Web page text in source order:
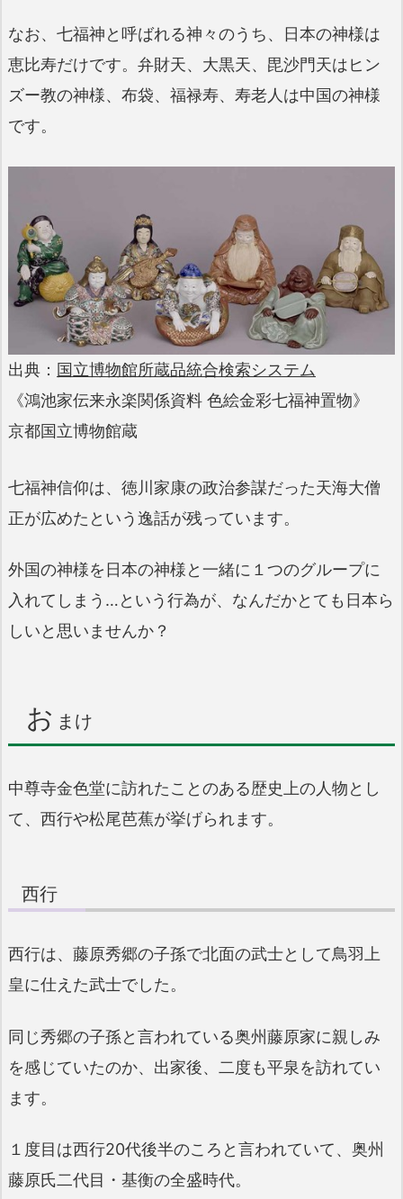
なお、七福神と呼ばれる神々のうち、日本の神様は
恵比寿だけです。弁財天、大黒天、毘沙門天はヒン
ズー教の神様、布袋、福禄寿、寿老人は中国の神様
です。
出典： 国立博物館所蔵品統合検索システム
《鴻池家伝来永楽関係資料 色絵金彩七福神置物》
京都国立博物館蔵
七福神信仰は、徳川家康の政治参謀だった天海大僧
正が広めたという逸話が残っています。
外国の神様を日本の神様と一緒に１つのグループに
入れてしまう…という行為が、なんだかとても日本ら
しいと思いませんか？
お まけ
中尊寺金色堂に訪れたことのある歴史上の人物とし
て、西行や松尾芭蕉が挙げられます。
西行
西行は、藤原秀郷の子孫で北面の武士として鳥羽上
皇に仕えた武士でした。
同じ秀郷の子孫と言われている奥州藤原家に親しみ
を感じていたのか、出家後、二度も平泉を訪れてい
ます。
１度目は西行20代後半のころと言われていて、奥州
藤原氏二代目・基衡の全盛時代。